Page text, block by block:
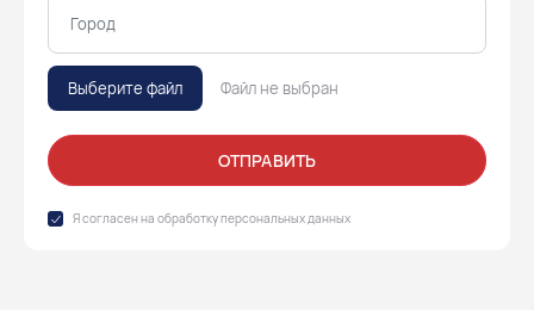
Выберите файл Файл не выбран
ОТПРАВИТЬ
Я согласен на обработкуперсональных данных